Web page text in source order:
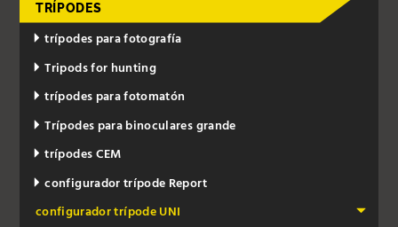
TRÍPODES
trípodes para fotografía
Tripods for hunting
trípodes para fotomatón
Trípodes para binoculares grande
trípodes CEM
configurador trípode Report
configurador trípode UNI